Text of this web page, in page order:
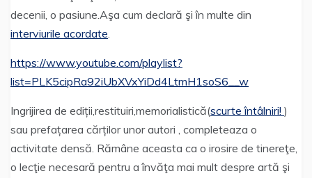
decenii, o pasiune.Aşa cum declară şi în multe din
interviurile acordate.
https://www.youtube.com/playlist?
list=PLK5cipRa92iUbXVxYiDd4LtmH1soS6__w
Ingrijirea de ediții,restituiri,memorialistică(scurte întâlniri! )
sau prefațarea cărților unor autori , completeaza o
activitate densă. Rămâne aceasta ca o irosire de tinereţe,
o lecţie necesară pentru a învăţa mai mult despre artă şi